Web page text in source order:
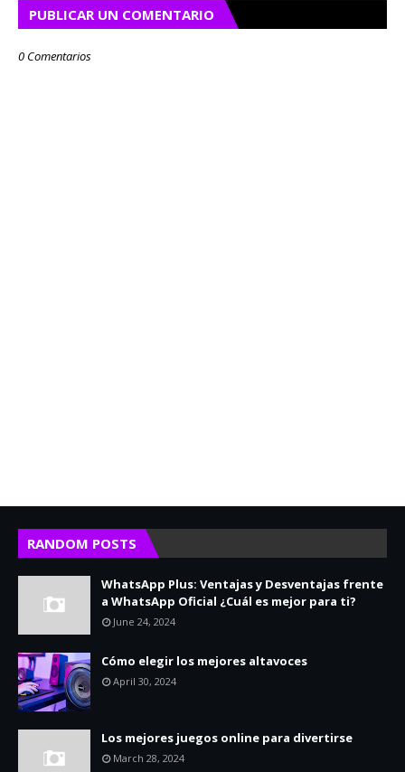
PUBLICAR UN COMENTARIO
0 Comentarios
RANDOM POSTS
WhatsApp Plus: Ventajas y Desventajas frente
a WhatsApp Oficial ¿Cuál es mejor para ti?
June 24, 2024
Cómo elegir los mejores altavoces
April 30, 2024
Los mejores juegos online para divertirse
March 28, 2024